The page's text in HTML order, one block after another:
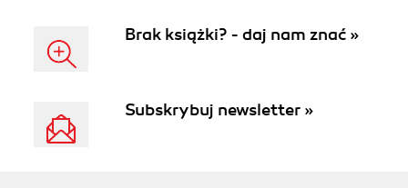
Brak książki? - daj nam znać »
Subskrybuj newsletter »